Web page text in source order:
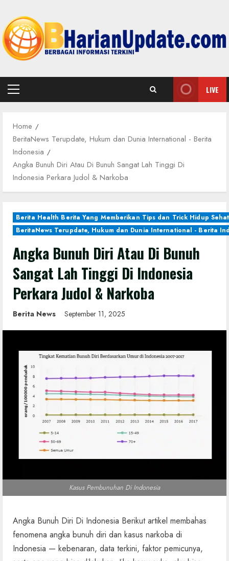
content
Primary
LIVE
Home
BeritaNews Terupdate, Hukum dan Dunia International - Berita
Indonesia
Angka Bunuh Diri Atau Di Bunuh Sangat Lah Tinggi Di
Indonesia Perkara Judol & Narkoba
Berita Health Berita Yang Memberikan Tips dan Trick Hidup Sehat
BeritaNews Terupdate, Hukum dan Dunia International - Berita
Angka Bunuh Diri Atau Di Bunuh
Sangat Lah Tinggi Di Indonesia
Perkara Judol & Narkoba
Berita News September 11, 2025
Kasus Pembunuhan Di Indonesia
Angka Bunuh Diri Di Indonesia Berikut artikel membahas
fenomena angka bunuh diri dan kasus narkoba di
Indonesia — kebenaran, data terkini, faktor pemicunya,